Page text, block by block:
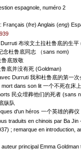
espagnole, numéro 2
: Français (fre) Anglais (eng)
布埃文土拉杜鲁底的生平
念杜鲁底同志 （sans nom)
鲁底致敬
底并没有死 (Goldman)
Durruti 我和杜鲁底的第一
dans son lit 一个不死在床
民众埋葬他们的死者 (sans
纵队
d'un héros 一个英雄的葬仪
traduits en chinois par Ba
; remarque en introduction,
principal Emma Goldman